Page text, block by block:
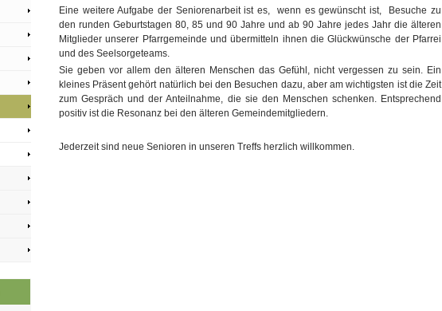
Eine weitere Aufgabe der Seniorenarbeit ist es, wenn es gewünscht ist, Besuche zu
den runden Geburtstagen 80, 85 und 90 Jahre und ab 90 Jahre jedes Jahr die älteren
Mitglieder unserer Pfarrgemeinde und übermitteln ihnen die Glückwünsche der Pfarrei
und des Seelsorgeteams.
Sie geben vor allem den älteren Menschen das Gefühl, nicht vergessen zu sein. Ein
kleines Präsent gehört natürlich bei den Besuchen dazu, aber am wichtigsten ist die Zeit
zum Gespräch und der Anteilnahme, die sie den Menschen schenken. Entsprechend
positiv ist die Resonanz bei den älteren Gemeindemitgliedern.
Jederzeit sind neue Senioren in unseren Treffs herzlich willkommen.